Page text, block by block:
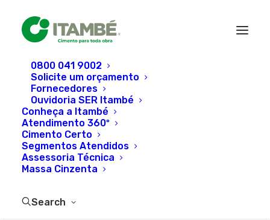
0800 041 9002
Solicite um orçamento
Fornecedores
Ouvidoria SER Itambé
Conheça a Itambé
Atendimento 360º
Cimento Certo
Segmentos Atendidos
Assessoria Técnica
Massa Cinzenta
Search
Produtos cimentícios e
artefatos